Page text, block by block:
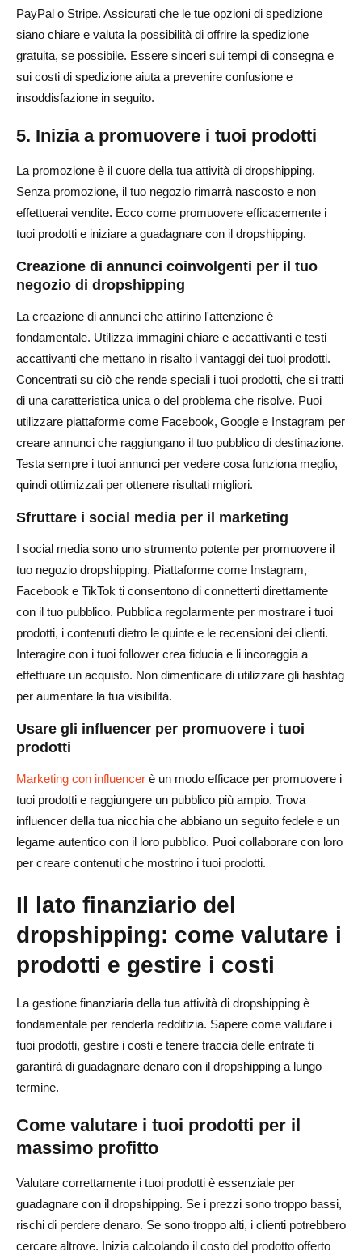
PayPal o Stripe. Assicurati che le tue opzioni di spedizione
siano chiare e valuta la possibilità di offrire la spedizione
gratuita, se possibile. Essere sinceri sui tempi di consegna e
sui costi di spedizione aiuta a prevenire confusione e
insoddisfazione in seguito.
5. Inizia a promuovere i tuoi prodotti
La promozione è il cuore della tua attività di dropshipping.
Senza promozione, il tuo negozio rimarrà nascosto e non
effettuerai vendite. Ecco come promuovere efficacemente i
tuoi prodotti e iniziare a guadagnare con il dropshipping.
Creazione di annunci coinvolgenti per il tuo
negozio di dropshipping
La creazione di annunci che attirino l'attenzione è
fondamentale. Utilizza immagini chiare e accattivanti e testi
accattivanti che mettano in risalto i vantaggi dei tuoi prodotti.
Concentrati su ciò che rende speciali i tuoi prodotti, che si tratti
di una caratteristica unica o del problema che risolve. Puoi
utilizzare piattaforme come Facebook, Google e Instagram per
creare annunci che raggiungano il tuo pubblico di destinazione.
Testa sempre i tuoi annunci per vedere cosa funziona meglio,
quindi ottimizzali per ottenere risultati migliori.
Sfruttare i social media per il marketing
I social media sono uno strumento potente per promuovere il
tuo negozio dropshipping. Piattaforme come Instagram,
Facebook e TikTok ti consentono di connetterti direttamente
con il tuo pubblico. Pubblica regolarmente per mostrare i tuoi
prodotti, i contenuti dietro le quinte e le recensioni dei clienti.
Interagire con i tuoi follower crea fiducia e li incoraggia a
effettuare un acquisto. Non dimenticare di utilizzare gli hashtag
per aumentare la tua visibilità.
Usare gli influencer per promuovere i tuoi
prodotti
Marketing con influencer è un modo efficace per promuovere i
tuoi prodotti e raggiungere un pubblico più ampio. Trova
influencer della tua nicchia che abbiano un seguito fedele e un
legame autentico con il loro pubblico. Puoi collaborare con loro
per creare contenuti che mostrino i tuoi prodotti.
Il lato finanziario del
dropshipping: come valutare i
prodotti e gestire i costi
La gestione finanziaria della tua attività di dropshipping è
fondamentale per renderla redditizia. Sapere come valutare i
tuoi prodotti, gestire i costi e tenere traccia delle entrate ti
garantirà di guadagnare denaro con il dropshipping a lungo
termine.
Come valutare i tuoi prodotti per il
massimo profitto
Valutare correttamente i tuoi prodotti è essenziale per
guadagnare con il dropshipping. Se i prezzi sono troppo bassi,
rischi di perdere denaro. Se sono troppo alti, i clienti potrebbero
cercare altrove. Inizia calcolando il costo del prodotto offerto